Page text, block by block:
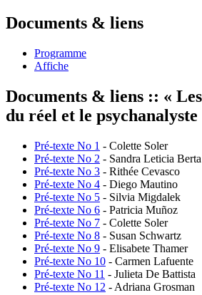
Documents & liens
Programme
Affiche
Documents & liens :: «
du réel et le psychanalyste
Pré-texte No 1 - Colette Soler
Pré-texte No 2 - Sandra Leticia Berta
Pré-texte No 3 - Rithée Cevasco
Pré-texte No 4 - Diego Mautino
Pré-texte No 5 - Silvia Migdalek
Pré-texte No 6 - Patricia Muñoz
Pré-texte No 7 - Colette Soler
Pré-texte No 8 - Susan Schwartz
Pré-texte No 9 - Elisabete Thamer
Pré-texte No 10 - Carmen Lafuente
Pré-texte No 11 - Julieta De Battista
Pré-texte No 12 - Adriana Grosman